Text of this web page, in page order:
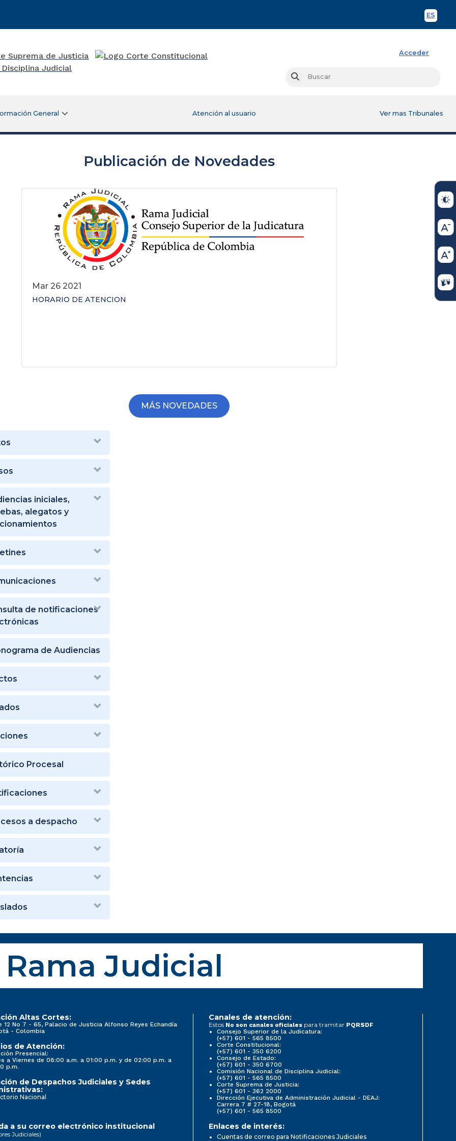
ES
Acceder
Buscar
General Atención al usuario Ver mas Tribunales
Publicación de Novedades
Mar 26 2021
HORARIO DE ATENCION LISTA DE
MÁS NOVEDADES
iniciales,
alegatos y
de notificaciones
de Audiencias
Procesal
a despacho
Rama Judicial
Altas Cortes:
12 No 7 - 65, Palacio de Justicia Alfonso Reyes Echandía
- Colombia
de Atención:
Presencial:
a Viernes de 08:00 a.m. a 01:00 p.m. y de 02:00 p.m. a
p.m.
de Despachos Judiciales y Sedes
Nacional
Canales de atención:
Estos No son canales oficiales para tramitar PQRSDF
Consejo Superior de la Judicatura:
(+57) 601 - 565 8500
Corte Constitucional:
(+57) 601 - 350 6200
Consejo de Estado:
(+57) 601 - 350 6700
Comisión Nacional de Disciplina Judicial:
(+57) 601 - 565 8500
Corte Suprema de Justicia:
(+57) 601 - 362 2000
Dirección Ejecutiva de Administración Judicial - DEAJ:
Carrera 7 # 27-18, Bogotá
(+57) 601 - 565 8500
a su correo electrónico institucional
Judiciales)
Enlaces de interés:
Cuentas de correo para Notificaciones Judiciales